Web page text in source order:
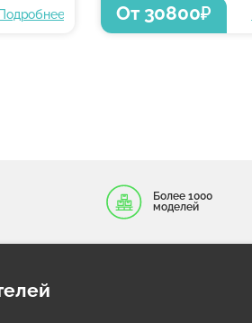
Подробнее От 30800₽
Более 1000
моделей